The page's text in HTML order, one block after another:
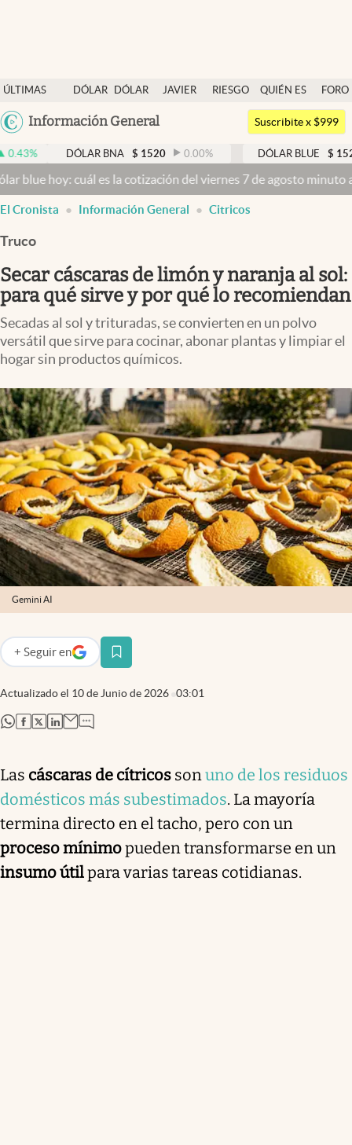
ÚLTIMAS
NOTICIAS
DÓLAR
DÓLAR
JAVIER
RIESGO
QUIÉN ES
QUIÉN
FORO
Argentina
México
Información General
Dólar
Members
Economía y Política
Finanzas y Mercados
Mercados Online
Negocios
Columnistas
Otras secciones
Apertura
Infotechnology
Clase
Clima
Mundial 2026
Eventos Corporativos
El Cronista Studio
Mediakit
abre en nueva pestaña
Argentina
Suscribite x $999
DÓLAR BNA $ 1520 0.00% DÓLAR BLUE $ 1525 -
cuál es la cotización del viernes 7 de agosto minuto a minuto
El Cronista Información General Citricos
Truco
Secar cáscaras de limón y naranja al sol:
para qué sirve y por qué lo recomiendan
Secadas al sol y trituradas, se convierten en un polvo
versátil que sirve para cocinar, abonar plantas y limpiar el
hogar sin productos químicos.
Gemini AI
Actualizado el 10 de Junio de 2026 03:01
+ Seguir en
abre en nueva pestaña
abre en nueva pestaña
abre en nueva pestaña
abre en nueva pestaña
abre en nueva pestaña
Las cáscaras de cítricos sonuno de los residuos
domésticos más subestimados. La mayoría
termina directo en el tacho, pero con un
proceso mínimopueden transformarse en un
insumo útilpara varias tareas cotidianas.